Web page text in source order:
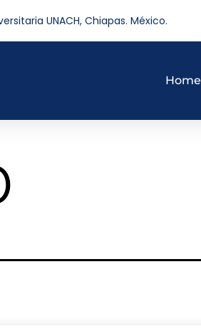
UNACH, Chiapas. México.
Home